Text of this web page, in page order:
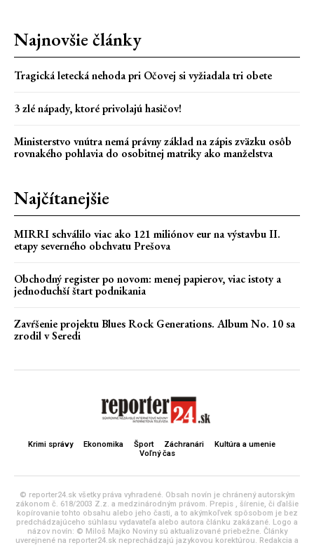
Najnovšie články
Tragická letecká nehoda pri Očovej si vyžiadala tri obete
3 zlé nápady, ktoré privolajú hasičov!
Ministerstvo vnútra nemá právny základ na zápis zväzku osôb
rovnakého pohlavia do osobitnej matriky ako manželstva
Najčítanejšie
MIRRI schválilo viac ako 121 miliónov eur na výstavbu II.
etapy severného obchvatu Prešova
Obchodný register po novom: menej papierov, viac istoty a
jednoduchší štart podnikania
Zavŕšenie projektu Blues Rock Generations. Album No. 10 sa
zrodil v Seredi
Krimi správy Ekonomika Šport Záchranári
Kultúra a umenie
Voľný čas
© reporter24.sk všetky práva vyhradené. Obsah novín je chránený autorským
zákonom č. 618/2003 Z.z. a medzinárodným právom. Prepis , šírenie, či ďalšie
kopírovanie tohto obsahu alebo jeho časti, a to akýmkoľvek spôsobom je bez
predchádzajúceho súhlasu vydavateľa alebo autora článku zakázané. Logo a
názov novín: © Miloš Majko Noviny sú aktualizované priebežne. Články
uverejnené na reporter24.sk neprechádzajú jazykovou korektúrou. Redakcia a